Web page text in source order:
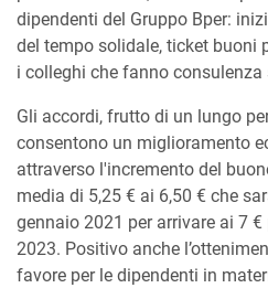
dipendenti del Gruppo Bper:
del tempo solidale, ticket buoni
i colleghi che fanno
Gli accordi, frutto di un lungo
consentono un miglioramento
attraverso l'incremento del
media di 5,25 € ai 6,50 € che
gennaio 2021 per arrivare ai 7
2023. Positivo anche
favore per le dipendenti in